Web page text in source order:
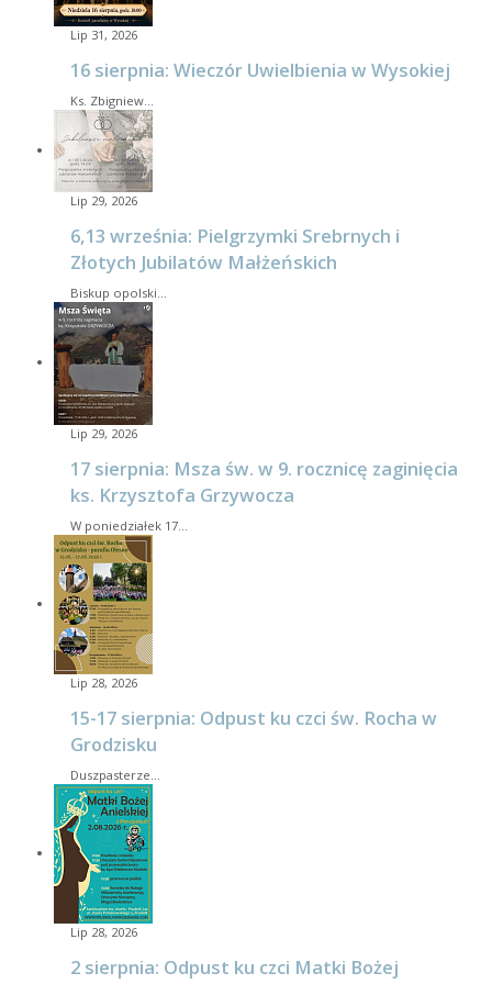
Lip 31, 2026
16 sierpnia: Wieczór Uwielbienia w Wysokiej
Ks. Zbigniew…
Lip 29, 2026
6,13 września: Pielgrzymki Srebrnych i
Złotych Jubilatów Małżeńskich
Biskup opolski…
Lip 29, 2026
17 sierpnia: Msza św. w 9. rocznicę zaginięcia
ks. Krzysztofa Grzywocza
W poniedziałek 17…
Lip 28, 2026
15-17 sierpnia: Odpust ku czci św. Rocha w
Grodzisku
Duszpasterze…
Lip 28, 2026
2 sierpnia: Odpust ku czci Matki Bożej